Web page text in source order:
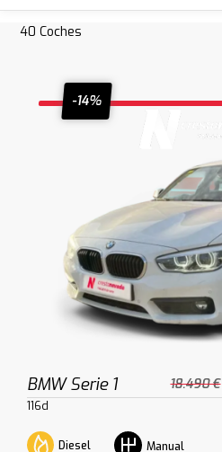
40 Coches
-14%
BMW Serie 1 18.490 €
116d
Diesel Manual